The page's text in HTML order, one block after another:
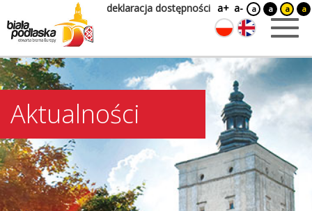
deklaracja dostępności a+ a- a a a a
Aktualności